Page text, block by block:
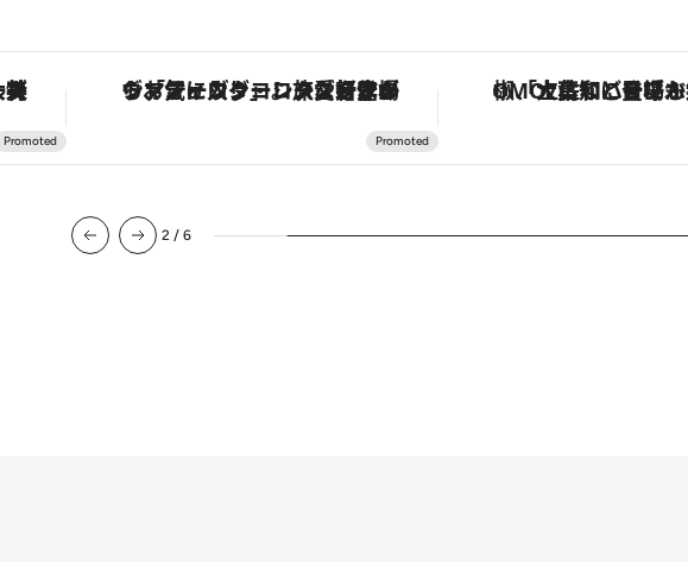
」。旅愛好家のお気に入りコレクションから、ジェンダーレスな新作が登場 「土佐和ハーブかき氷」がOMO7高知に登場！生姜、山椒、大葉など目にも舌にも涼を呼ぶ郷土の味
3 / 6